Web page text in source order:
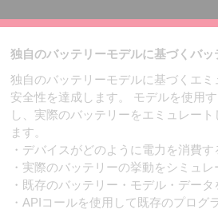
独自のバッテリーモデルに基づくバ
独自のバッテリーモデルに基づくエミ
安全性を達成します。 モデルを使用
し、実際のバッテリーをエミュレー
ます。
・デバイスがどのように電力を消費
・実際のバッテリーの挙動をシミュレ
・既存のバッテリー・モデル・デー
・APIコールを使用して既存のプログ